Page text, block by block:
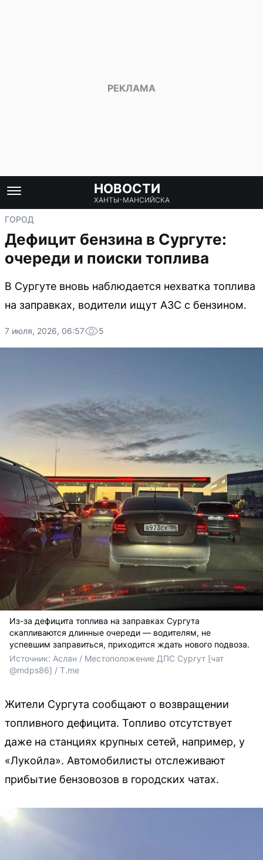
НОВОСТИ
ХАНТЫ-МАНСИЙСКА
ГОРОД
Дефицит бензина в Сургуте:
очереди и поиски топлива
В Сургуте вновь наблюдается нехватка топлива
на заправках, водители ищут АЗС с бензином.
7 июля, 2026, 06:57 5
Из-за дефицита топлива на заправках Сургута
скапливаются длинные очереди — водителям, не
успевшим заправиться, приходится ждать нового подвоза.
Источник: Аслан / Местоположение ДПС Сургут [чат
@mdps86] / T.me
Жители Сургута сообщают о возвращении
топливного дефицита. Топливо отсутствует
даже на станциях крупных сетей, например, у
«Лукойла». Автомобилисты отслеживают
прибытие бензовозов в городских чатах.